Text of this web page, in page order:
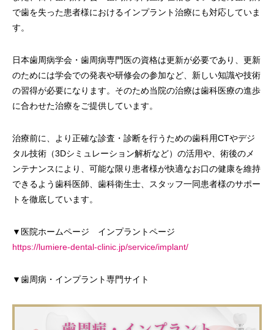
で歯を失った患者様におけるインプラント治療にも対応していま
す。
日本歯周病学会・歯周病専門医の資格は更新が必要であり、更新
のためには学会での発表や研修会の参加など、新しい知識や技術
の習得が必要になります。そのため当院の治療は歯科医療の進歩
に合わせた治療をご提供しています。
治療前に、より正確な診査・診断を行うための歯科用CTやデジ
タル技術（3Dシミュレーション解析など）の活用や、術後のメ
ンテナンスにより、可能な限り患者様が快適なお口の健康を維持
できるよう歯科医師、歯科衛生士、スタッフ一同患者様のサポー
トを徹底しています。
▼医院ホームページ インプラントページ
https://lumiere-dental-clinic.jp/service/implant/
▼歯周病・インプラント専門サイト